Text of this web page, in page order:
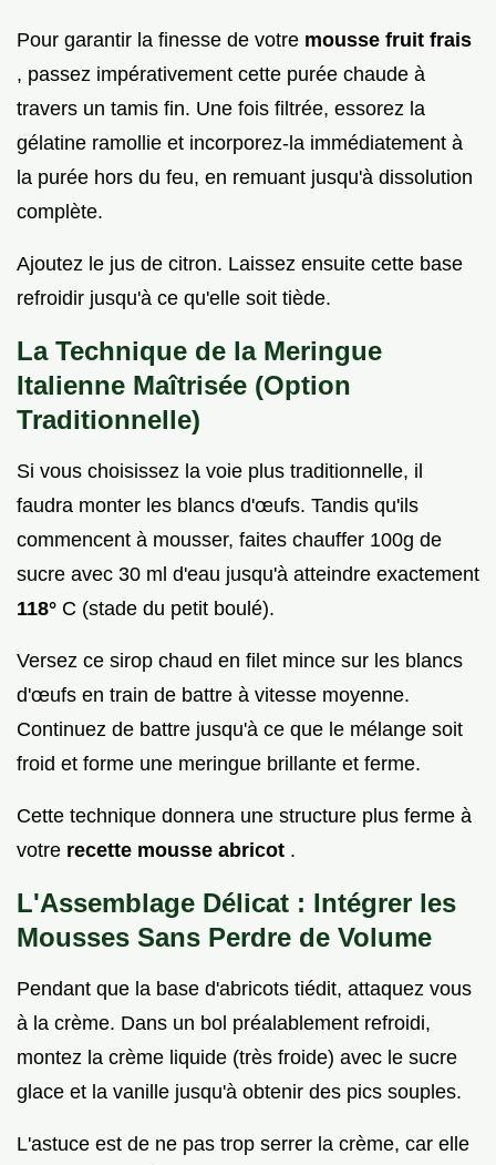
Pour garantir la finesse de votre mousse fruit frais
, passez impérativement cette purée chaude à
travers un tamis fin. Une fois filtrée, essorez la
gélatine ramollie et incorporez-la immédiatement à
la purée hors du feu, en remuant jusqu'à dissolution
complète.
Ajoutez le jus de citron. Laissez ensuite cette base
refroidir jusqu'à ce qu'elle soit tiède.
La Technique de la Meringue
Italienne Maîtrisée (Option
Traditionnelle)
Si vous choisissez la voie plus traditionnelle, il
faudra monter les blancs d'œufs. Tandis qu'ils
commencent à mousser, faites chauffer 100g de
sucre avec 30 ml d'eau jusqu'à atteindre exactement
118° C (stade du petit boulé).
Versez ce sirop chaud en filet mince sur les blancs
d'œufs en train de battre à vitesse moyenne.
Continuez de battre jusqu'à ce que le mélange soit
froid et forme une meringue brillante et ferme.
Cette technique donnera une structure plus ferme à
votre recette mousse abricot .
L'Assemblage Délicat : Intégrer les
Mousses Sans Perdre de Volume
Pendant que la base d'abricots tiédit, attaquez vous
à la crème. Dans un bol préalablement refroidi,
montez la crème liquide (très froide) avec le sucre
glace et la vanille jusqu'à obtenir des pics souples.
L'astuce est de ne pas trop serrer la crème, car elle